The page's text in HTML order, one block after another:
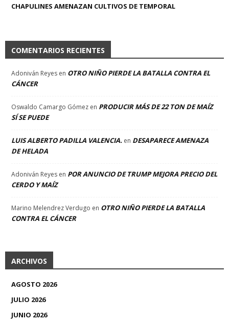
CHAPULINES AMENAZAN CULTIVOS DE TEMPORAL
COMENTARIOS RECIENTES
Adoniván Reyes en OTRO NIÑO PIERDE LA BATALLA CONTRA EL
CÁNCER
Oswaldo Camargo Gómez en PRODUCIR MÁS DE 22 TON DE MAÍZ
SÍ SE PUEDE
LUIS ALBERTO PADILLA VALENCIA. en DESAPARECE AMENAZA
DE HELADA
Adoniván Reyes en POR ANUNCIO DE TRUMP MEJORA PRECIO DEL
CERDO Y MAÍZ
Marino Melendrez Verdugo en OTRO NIÑO PIERDE LA BATALLA
CONTRA EL CÁNCER
ARCHIVOS
AGOSTO 2026
JULIO 2026
JUNIO 2026